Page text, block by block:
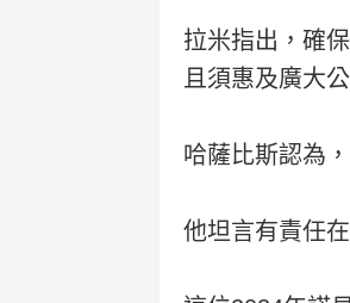
拉米指出，確
且須惠及廣大
哈薩比斯認為
他坦言有責任